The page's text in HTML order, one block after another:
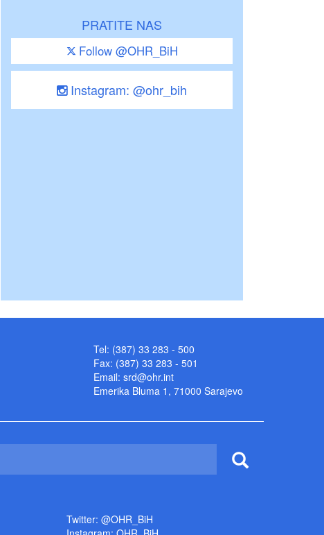
PRATITE NAS
Follow @OHR_BiH
Instagram: @ohr_bih
Tel: (387) 33 283 - 500
Fax: (387) 33 283 - 501
Email: srd@ohr.int
Emerika Bluma 1, 71000 Sarajevo
Twitter: @OHR_BiH